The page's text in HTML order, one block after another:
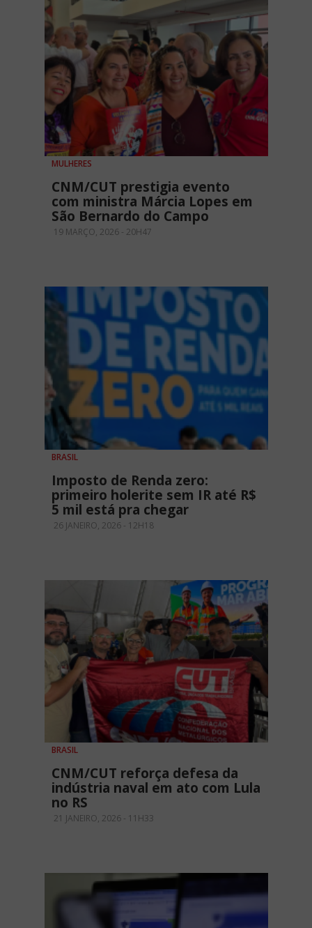
MULHERES
CNM/CUT prestigia evento
com ministra Márcia Lopes em
São Bernardo do Campo
19 MARÇO, 2026 - 20H47
BRASIL
Imposto de Renda zero:
primeiro holerite sem IR até R$
5 mil está pra chegar
26 JANEIRO, 2026 - 12H18
BRASIL
CNM/CUT reforça defesa da
indústria naval em ato com Lula
no RS
21 JANEIRO, 2026 - 11H33